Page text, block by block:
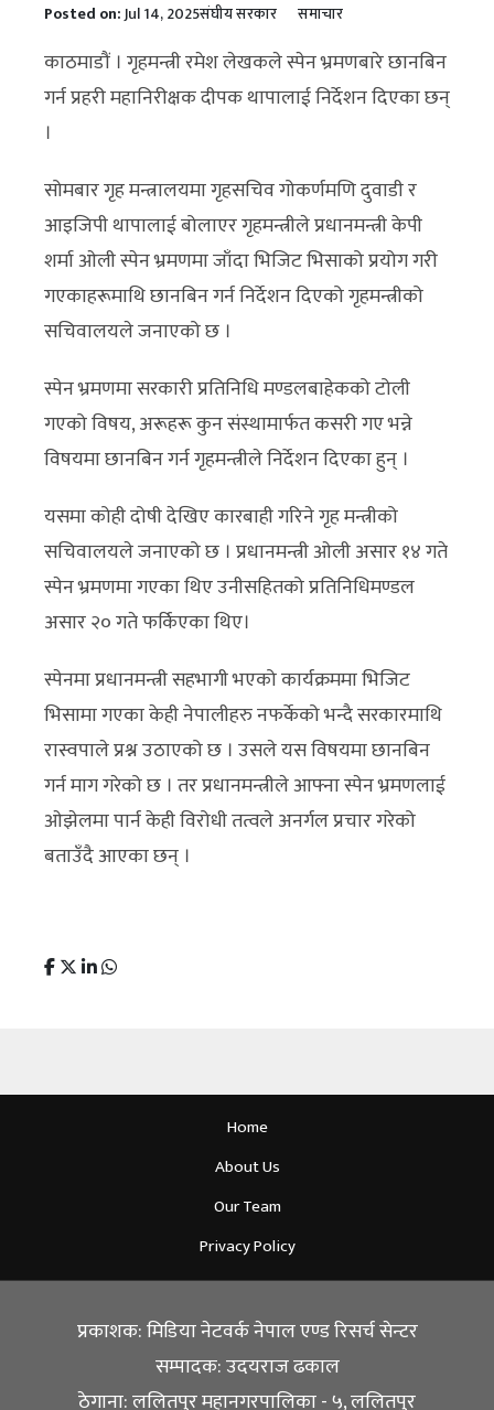
Posted on:Jul 14, 2025संघीय सरकार समाचार
काठमाडौं । गृहमन्त्री रमेश लेखकले स्पेन भ्रमणबारे छानबिन
गर्न प्रहरी महानिरीक्षक दीपक थापालाई निर्देशन दिएका छन्
।
सोमबार गृह मन्त्रालयमा गृहसचिव गोकर्णमणि दुवाडी र
आइजिपी थापालाई बोलाएर गृहमन्त्रीले प्रधानमन्त्री केपी
शर्मा ओली स्पेन भ्रमणमा जाँदा भिजिट भिसाको प्रयोग गरी
गएकाहरूमाथि छानबिन गर्न निर्देशन दिएको गृहमन्त्रीको
सचिवालयले जनाएको छ ।
स्पेन भ्रमणमा सरकारी प्रतिनिधि मण्डलबाहेकको टोली
गएको विषय, अरूहरू कुन संस्थामार्फत कसरी गए भन्ने
विषयमा छानबिन गर्न गृहमन्त्रीले निर्देशन दिएका हुन् ।
यसमा कोही दोषी देखिए कारबाही गरिने गृह मन्त्रीको
सचिवालयले जनाएको छ । प्रधानमन्त्री ओली असार १४ गते
स्पेन भ्रमणमा गएका थिए उनीसहितको प्रतिनिधिमण्डल
असार २० गते फर्किएका थिए।
स्पेनमा प्रधानमन्त्री सहभागी भएको कार्यक्रममा भिजिट
भिसामा गएका केही नेपालीहरु नफर्केको भन्दै सरकारमाथि
रास्वपाले प्रश्न उठाएको छ । उसले यस विषयमा छानबिन
गर्न माग गरेको छ । तर प्रधानमन्त्रीले आफ्ना स्पेन भ्रमणलाई
ओझेलमा पार्न केही विरोधी तत्वले अनर्गल प्रचार गरेको
बताउँदै आएका छन् ।
Home
About Us
Our Team
Privacy Policy
प्रकाशक: मिडिया नेटवर्क नेपाल एण्ड रिसर्च सेन्टर
सम्पादक: उदयराज ढकाल
ठेगाना: ललितपुर महानगरपालिका - ५, ललितपुर